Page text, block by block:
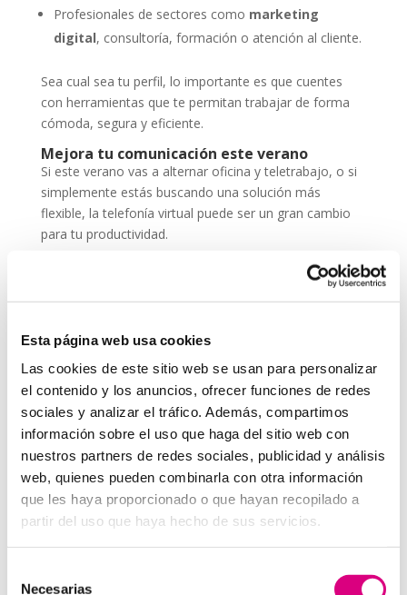
Esta página web usa cookies
Las cookies de este sitio web se usan para personalizar
el contenido y los anuncios, ofrecer funciones de redes
sociales y analizar el tráfico. Además, compartimos
información sobre el uso que haga del sitio web con
nuestros partners de redes sociales, publicidad y análisis
web, quienes pueden combinarla con otra información
que les haya proporcionado o que hayan recopilado a
partir del uso que haya hecho de sus servicios.
Necesarias
Profesionales de sectores como marketing
digital, consultoría, formación o atención al cliente.
Sea cual sea tu perfil, lo importante es que cuentes
con herramientas que te permitan trabajar de forma
cómoda, segura y eficiente.
Mejora tu comunicación este verano
Si este verano vas a alternar oficina y teletrabajo, o si
simplemente estás buscando una solución más
flexible, la telefonía virtual puede ser un gran cambio
para tu productividad.
Recuerda que comunicarte bien es parte esencial de
campaña online.
System Network, tu operadora de telefonía
virtual en España
DesdeTelefonía VirtualNetwork, os invitamos a
que nos permitas estudiar tu caso particular.
Aunque si lo prefieres, puedes enviarnos un correo
electrónico avirtual@networkes.com o llamarnos al
900 800 806.
Tenemos más de15 años de experiencia en
flexibilidad en el aprovisionamiento de servicios, así